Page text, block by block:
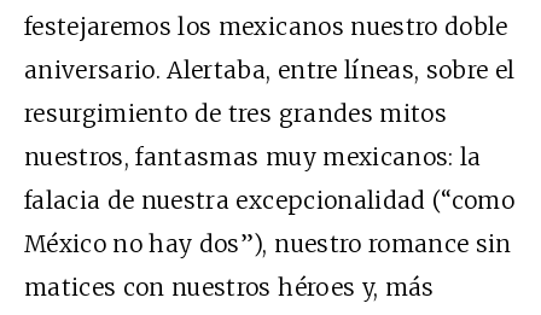
festejaremos los mexicanos nuestro doble
aniversario. Alertaba, entre líneas, sobre el
resurgimiento de tres grandes mitos
nuestros, fantasmas muy mexicanos: la
falacia de nuestra excepcionalidad (“como
México no hay dos”), nuestro romance sin
matices con nuestros héroes y, más